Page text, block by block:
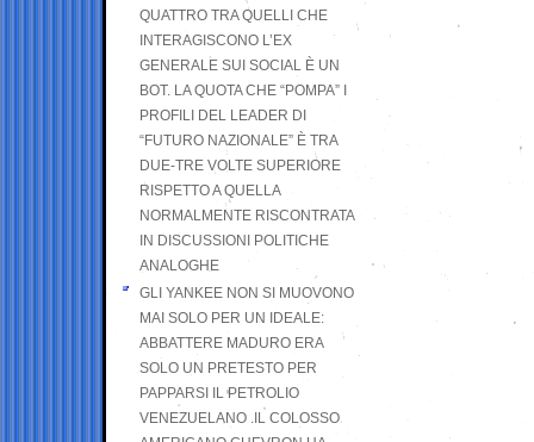
QUATTRO TRA QUELLI CHE
INTERAGISCONO L’EX
GENERALE SUI SOCIAL È UN
BOT. LA QUOTA CHE “POMPA” I
PROFILI DEL LEADER DI
“FUTURO NAZIONALE” È TRA
DUE-TRE VOLTE SUPERIORE
RISPETTO A QUELLA
NORMALMENTE RISCONTRATA
IN DISCUSSIONI POLITICHE
ANALOGHE
GLI YANKEE NON SI MUOVONO
MAI SOLO PER UN IDEALE:
ABBATTERE MADURO ERA
SOLO UN PRETESTO PER
PAPPARSI IL PETROLIO
VENEZUELANO .IL COLOSSO